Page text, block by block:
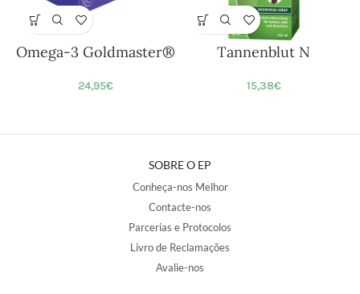
Omega-3 Goldmaster®
24,95€
Tannenblut N
15,38€
SOBRE O EP
Conheça-nos Melhor
Contacte-nos
Parcerias e Protocolos
Livro de Reclamações
Avalie-nos